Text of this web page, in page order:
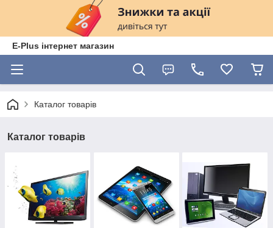
E-Plus інтернет магазин
Каталог товарів
Каталог товарів